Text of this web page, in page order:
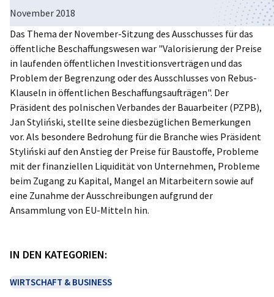
Poland
November 2018
Das Thema der November-Sitzung des Ausschusses für das
öffentliche Beschaffungswesen war "Valorisierung der Preise
in laufenden öffentlichen Investitionsverträgen und das
Problem der Begrenzung oder des Ausschlusses von Rebus-
Klauseln in öffentlichen Beschaffungsaufträgen". Der
Präsident des polnischen Verbandes der Bauarbeiter (PZPB),
Jan Styliński, stellte seine diesbezüglichen Bemerkungen
vor. Als besondere Bedrohung für die Branche wies Präsident
Styliński auf den Anstieg der Preise für Baustoffe, Probleme
mit der finanziellen Liquidität von Unternehmen, Probleme
beim Zugang zu Kapital, Mangel an Mitarbeitern sowie auf
eine Zunahme der Ausschreibungen aufgrund der
Ansammlung von EU-Mitteln hin.
IN DEN KATEGORIEN:
WIRTSCHAFT & BUSINESS